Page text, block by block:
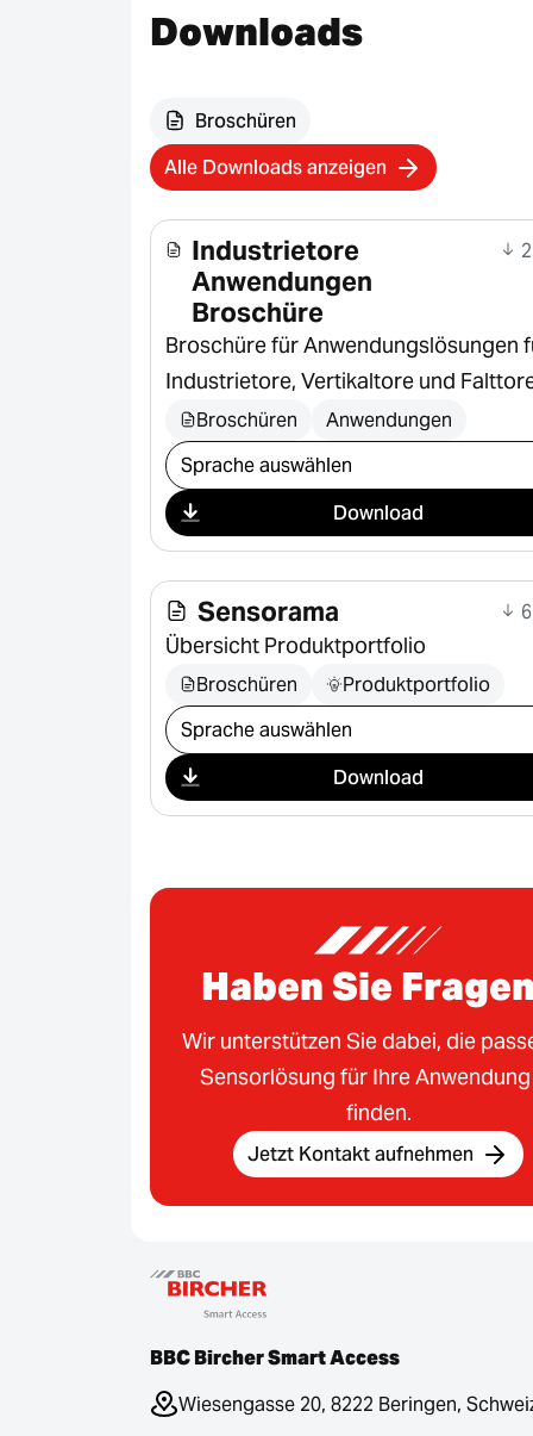
Downloads
Broschüren
Alle Downloads anzeigen
Industrietore
Anwendungen
Broschüre
Broschüre für Anwendungslösungen
Industrietore, Vertikaltore und
Broschüren Anwendungen
Download auswählen
Download
Sensorama
Übersicht Produktportfolio
Broschüren Produktportfolio
Download auswählen
Download
Haben Sie
Wir unterstützen Sie dabei, die
Sensorlösung für Ihre Anwendung
finden.
Jetzt Kontakt aufnehmen
BBC Bircher Smart Access
Wiesengasse 20, 8222 Beringen,